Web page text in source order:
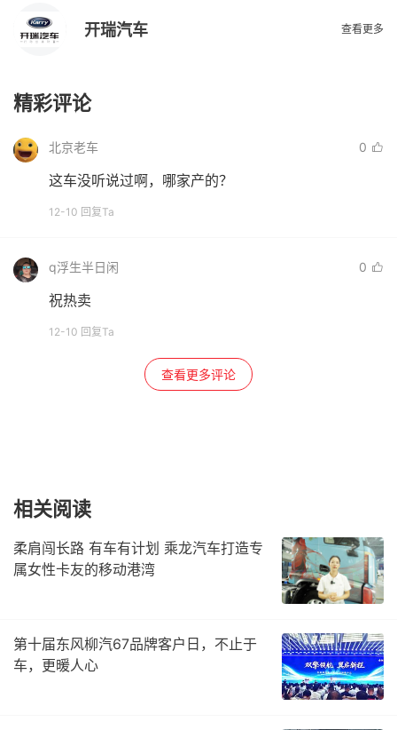
开瑞汽车 查看更多
精彩评论
北京老车 0
这车没听说过啊，哪家产的？
12-10 回复Ta
q浮生半日闲 0
祝热卖
12-10 回复Ta
查看更多评论
相关阅读
柔肩闯长路 有车有计划 乘龙汽车打造专
属女性卡友的移动港湾
第十届东风柳汽67品牌客户日，不止于
车，更暖人心